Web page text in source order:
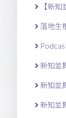
【新
落地生
新知並
新知並
新知並